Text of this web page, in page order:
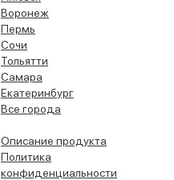
Воронеж
Пермь
Сочи
Тольятти
Самара
Екатеринбург
Все города
Описание продукта
Политика
конфиденциальности